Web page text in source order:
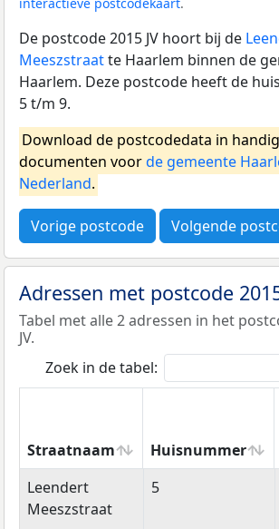
De postcode 2015 JV hoort bij de
Meeszstraatte Haarlem binnen de
Haarlem. Deze postcode heeft de
5 t/m 9.
Download de postcodedata in
documenten voorde gemeente
Nederland.
Vorige postcode Volgende
Adressen met postcode
Tabel met alle 2 adressen in het
JV.
Zoek in de tabel:
Straatnaam Huisnummer
Straatnaam
Huisnummer
Leendert
Meeszstraat
5